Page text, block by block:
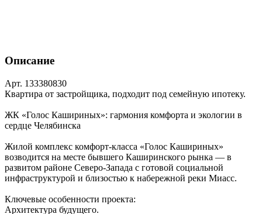
Описание
Арт. 133380830
Квартира от застройщика, подходит под семейную ипотеку.
ЖК «Голос Кашириных»: гармония комфорта и экологии в
сердце Челябинска
Жилой комплекс комфорт‑класса «Голос Кашириных»
возводится на месте бывшего Каширинского рынка — в
развитом районе Северо‑Запада с готовой социальной
инфраструктурой и близостью к набережной реки Миасс.
Ключевые особенности проекта:
Архитектура будущего.